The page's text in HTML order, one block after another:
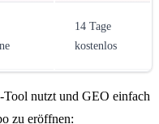
14 Tage
kostenlos
Tool nutzt und GEO einfach
zu eröffnen: